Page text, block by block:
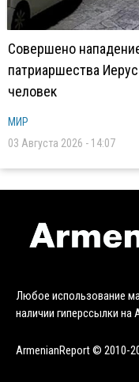
Совершено
патриаршества
человек
МИР
03 Августа 2026 - 14:07
Любое использование
наличии гиперссылки на
ArmenianReport © 2010-